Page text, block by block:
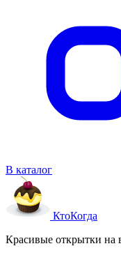
В каталог
КтоКогда
Красивые открытки на